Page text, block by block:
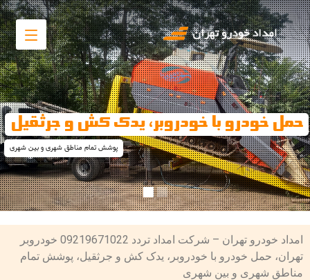
خودرو تهران - خودروبر تهران
با شماره تماس 09219671022 امداد خودرو و خودروبر تهران تماس حاصل فرمایید
امداد خودرو تهران – شرکت امداد تردد 09219671022 خودروبر
تهران، حمل خودرو با خودروبر، یدک کش و جرثقیل، پوشش تمام
مناطق شهری و بین شهری